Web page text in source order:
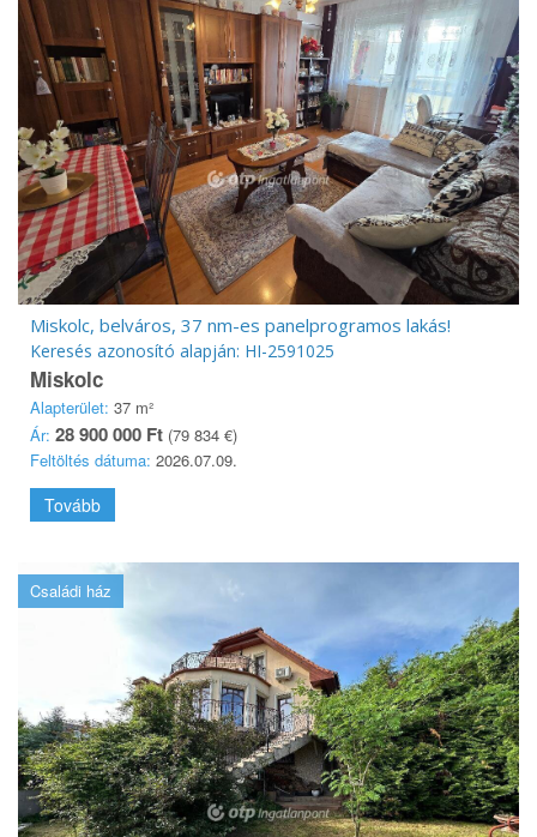
Miskolc, belváros, 37 nm-es panelprogramos lakás!
Keresés azonosító alapján: HI-2591025
Miskolc
Alapterület: 37 m²
Ár: 28 900 000 Ft (79 834 €)
Feltöltés dátuma: 2026.07.09.
Tovább
Családi ház